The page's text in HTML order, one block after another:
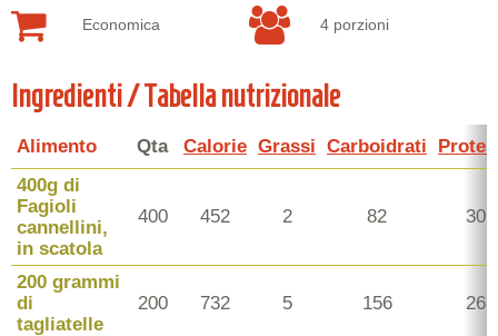
Economica 4 porzioni
Ingredienti / Tabella nutrizionale
Alimento Qta Calorie Grassi Carboidrati
400g di
Fagioli
cannellini,
in scatola
400 452 2 82 30
200 grammi
di
tagliatelle
200 732 5 156 26